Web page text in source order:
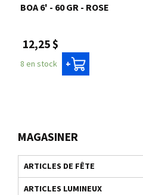
MAGASINER
ARTICLES DE FÊTE
ARTICLES LUMINEUX
BOA 6' - 60 GR - ROSE
12,25 $
8 en stock +